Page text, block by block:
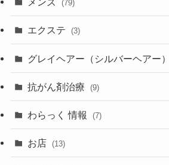
(79)
エクステ (3)
グレイヘアー（シルバーヘアー）
抗がん剤治療 (9)
わらっく 情報 (7)
お店 (13)